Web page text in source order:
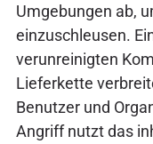
Umgebungen ab,
einzuschleusen.
verunreinigten
Lieferkette
Benutzer und
Angriff nutzt das